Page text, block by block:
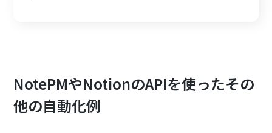
NotePMやNotionのAPIを使ったその
他の自動化例